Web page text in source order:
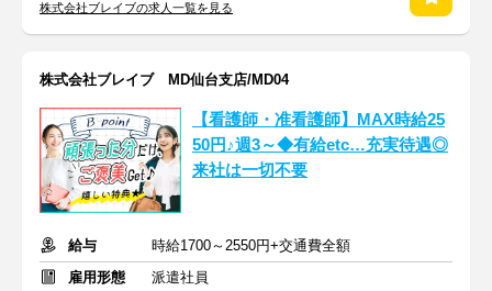
株式会社ブレイブの求人一覧を見る
株式会社ブレイブ MD仙台支店/MD04
【看護師・准看護師】MAX時給25
50円♪週3～◆有給etc…充実待遇◎
来社は一切不要
給与
時給1700～2550円+交通費全額
雇用形態
派遣社員